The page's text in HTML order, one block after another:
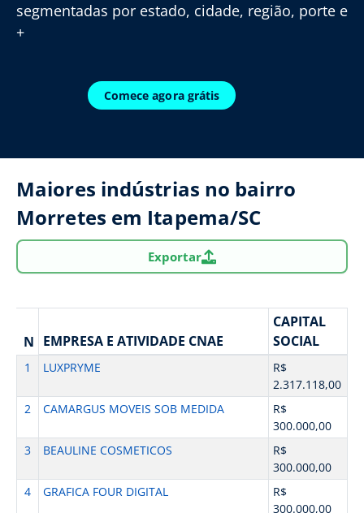
segmentadas por estado, cidade, região, porte e
+
Comece agora grátis
Maiores indústrias no bairro
Morretes em Itapema/SC
Exportar
N EMPRESA E ATIVIDADE CNAE
CAPITAL
SOCIAL
1 LUXPRYME
R$
2.317.118,00
2
CAMARGUS MOVEIS SOB MEDIDA
R$
300.000,00
3
BEAULINE COSMETICOS
R$
300.000,00
4
GRAFICA FOUR DIGITAL
R$
300.000,00